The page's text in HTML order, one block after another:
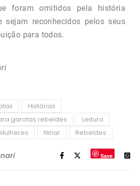
foram omitidos pela história
sejam reconhecidos pelos seus
para todos.
Histórias
garotas rebeldes
Leitura
Mulheres Ninar Rebeldes
Save